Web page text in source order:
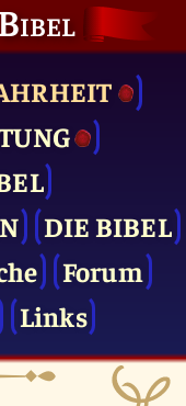
DIE BIBEL
Forum
Links